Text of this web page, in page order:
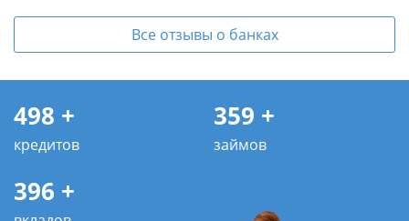
Все отзывы о банках
498 +
кредитов
359 +
займов
396 +